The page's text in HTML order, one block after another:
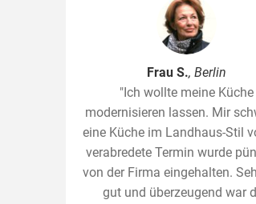
Frau S., Berlin
"Ich wollte meine Küche
modernisieren lassen. Mir
eine Küche im Landhaus-Stil
verabredete Termin wurde
von der Firma eingehalten.
gut und überzeugend war